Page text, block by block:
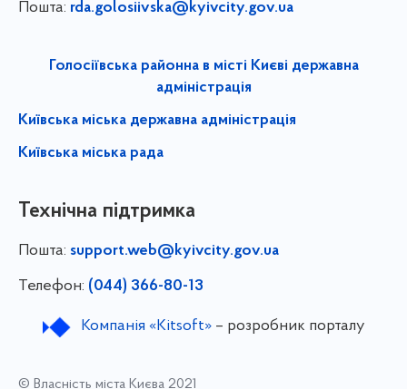
Пошта: rda.golosiivska@kyivcity.gov.ua
Голосіївська районна в місті Києві державна
адміністрація
Київська міська державна адміністрація
Київська міська рада
Технічна підтримка
Пошта: support.web@kyivcity.gov.ua
Телефон: (044) 366-80-13
Компанія «Kitsoft»– розробник порталу
© Власність міста Києва 2021